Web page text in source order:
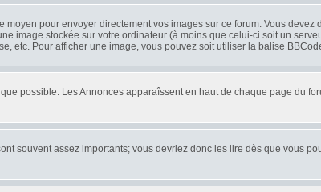
pour envoyer directement vos images sur ce forum. Vous
image stockée sur votre ordinateur (à moins que celui-ci soit un
etc. Pour afficher une image, vous pouvez soit utiliser la balise
possible. Les Annonces apparaîssent en haut de chaque page du
souvent assez importants; vous devriez donc les lire dès que vous